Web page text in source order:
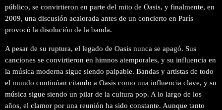
público, se convirtieron en parte del mito de Oasis, y finalmente, en
2009, una discusión acalorada antes de un concierto en París
provocó la disolución de la banda.
A pesar de su ruptura, el legado de Oasis nunca se apagó. Sus
canciones se convirtieron en himnos atemporales, y su influencia en
la música moderna sigue siendo palpable. Bandas y artistas de todo
el mundo continúan citando a Oasis como una influencia clave, y su
música sigue siendo un pilar de la cultura pop. A lo largo de los
años, el clamor por una reunión ha sido constante. Aunque tanto